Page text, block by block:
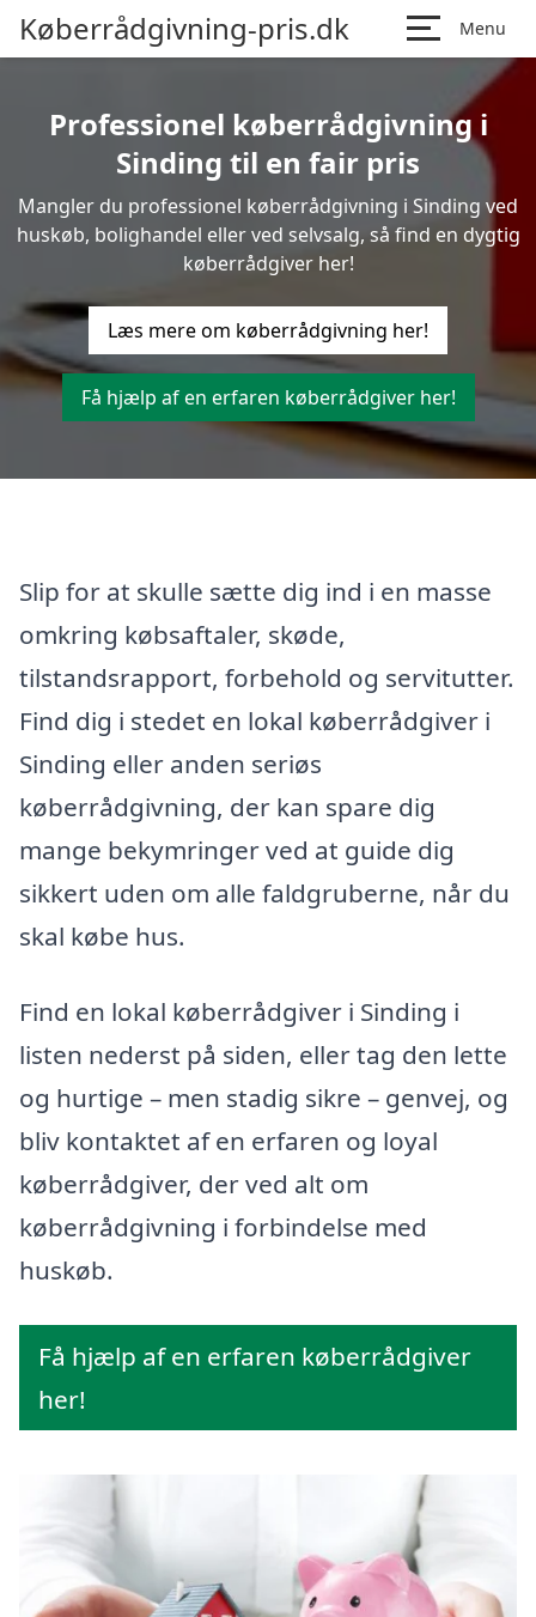
Køberrådgivning-pris.dk Menu
Professionel køberrådgivning i
Sinding til en fair pris
Mangler du professionel køberrådgivning i Sinding ved
huskøb, bolighandel eller ved selvsalg, så find en dygtig
køberrådgiver her!
Læs mere om køberrådgivning her!
Få hjælp af en erfaren køberrådgiver her!
Slip for at skulle sætte dig ind i en masse
omkring købsaftaler, skøde,
tilstandsrapport, forbehold og servitutter.
Find dig i stedet en lokal køberrådgiver i
Sinding eller anden seriøs
køberrådgivning, der kan spare dig
mange bekymringer ved at guide dig
sikkert uden om alle faldgruberne, når du
skal købe hus.
Find en lokal køberrådgiver i Sinding i
listen nederst på siden, eller tag den lette
og hurtige – men stadig sikre – genvej, og
bliv kontaktet af en erfaren og loyal
køberrådgiver, der ved alt om
køberrådgivning i forbindelse med
huskøb.
Få hjælp af en erfaren køberrådgiver
her!